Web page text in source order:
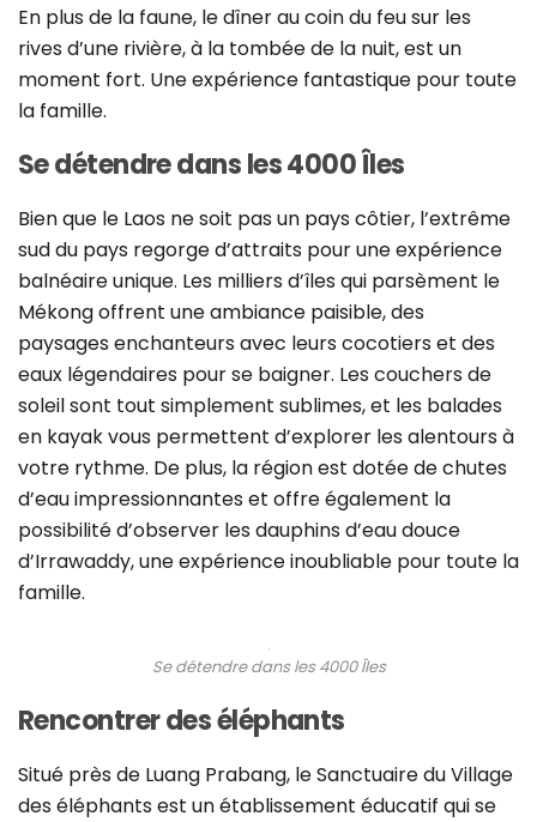
En plus de la faune, le dîner au coin du feu sur les
rives d’une rivière, à la tombée de la nuit, est un
moment fort. Une expérience fantastique pour toute
la famille.
Se détendre dans les 4000 Îles
Bien que le Laos ne soit pas un pays côtier, l’extrême
sud du pays regorge d’attraits pour une expérience
balnéaire unique. Les milliers d’îles qui parsèment le
Mékong offrent une ambiance paisible, des
paysages enchanteurs avec leurs cocotiers et des
eaux légendaires pour se baigner. Les couchers de
soleil sont tout simplement sublimes, et les balades
en kayak vous permettent d’explorer les alentours à
votre rythme. De plus, la région est dotée de chutes
d’eau impressionnantes et offre également la
possibilité d’observer les dauphins d’eau douce
d’Irrawaddy, une expérience inoubliable pour toute la
famille.
Se détendre dans les 4000 Îles
Rencontrer des éléphants
Situé près de Luang Prabang, le Sanctuaire du Village
des éléphants est un établissement éducatif qui se